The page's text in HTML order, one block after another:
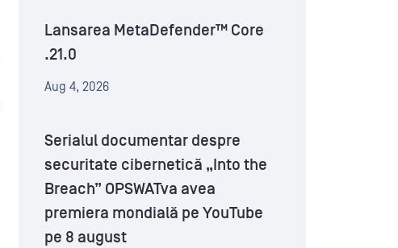
Lansarea MetaDefender™ Core
.21.0
Aug 4, 2026
Serialul documentar despre
securitate cibernetică „Into the
Breach” OPSWATva avea
premiera mondială pe YouTube
pe 8 august